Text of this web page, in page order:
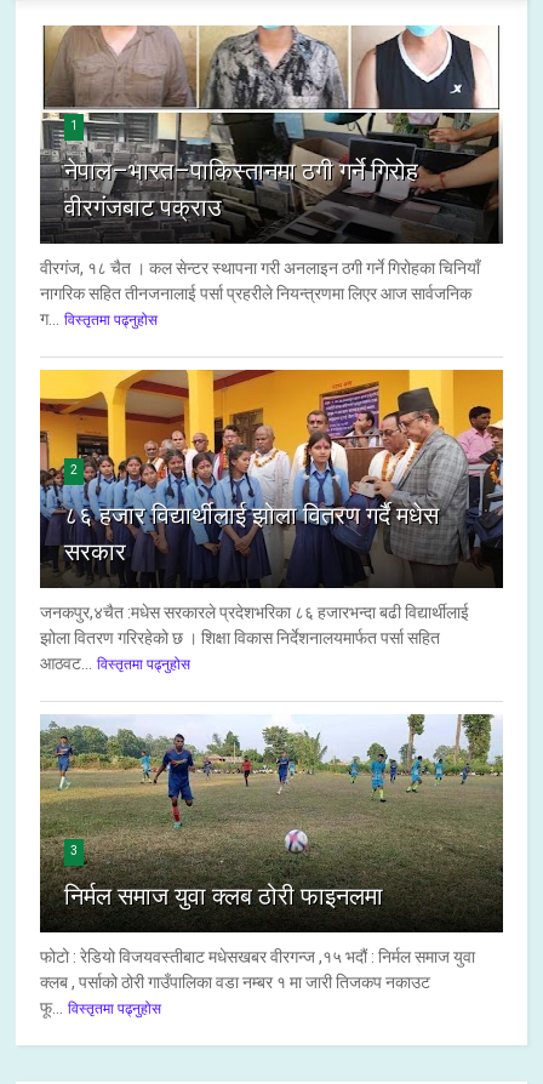
1
नेपाल–भारत–पाकिस्तानमा ठगी गर्ने गिरोह
वीरगंजबाट पक्राउ
वीरगंज, १८ चैत । कल सेन्टर स्थापना गरी अनलाइन ठगी गर्ने गिरोहका चिनियाँ
नागरिक सहित तीनजनालाई पर्सा प्रहरीले नियन्त्रणमा लिएर आज सार्वजनिक
ग...
विस्तृतमा पढ्नुहोस
2
८६ हजार विद्यार्थीलाई झोला वितरण गर्दै मधेस
सरकार
जनकपुर,४चैत :मधेस सरकारले प्रदेशभरिका ८६ हजारभन्दा बढी विद्यार्थीलाई
झोला वितरण गरिरहेको छ । शिक्षा विकास निर्देशनालयमार्फत पर्सा सहित
आठवट...
विस्तृतमा पढ्नुहोस
3
निर्मल समाज युवा क्लब ठोरी फाइनलमा
फोटो : रेडियो विजयवस्तीबाट मधेसखबर वीरगन्ज ,१५ भदौं : निर्मल समाज युवा
क्लब , पर्साको ठोरी गाउँपालिका वडा नम्बर १ मा जारी तिजकप नकाउट
फू...
विस्तृतमा पढ्नुहोस